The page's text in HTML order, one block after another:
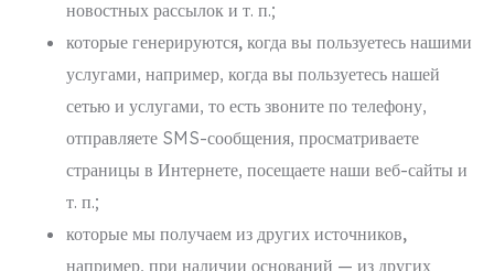
новостных рассылок и т. п.;
которые генерируются, когда вы пользуетесь нашими
услугами, например, когда вы пользуетесь нашей
сетью и услугами, то есть звоните по телефону,
отправляете SMS-сообщения, просматриваете
страницы в Интернете, посещаете наши веб-сайты и
т. п.;
которые мы получаем из других источников,
например, при наличии оснований — из других